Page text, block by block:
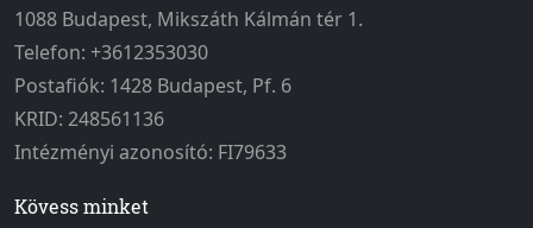
1088 Budapest, Mikszáth Kálmán tér 1.
Telefon: +3612353030
Postafiók: 1428 Budapest, Pf. 6
KRID: 248561136
Intézményi azonosító: FI79633
Kövess minket